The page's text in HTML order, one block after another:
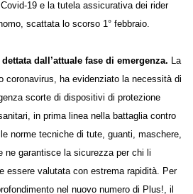
19 e la tutela assicurativa dei rider
scattata lo scorso 1° febbraio.
dall’attuale fase di emergenza. La
coronavirus, ha evidenziato la necessità
scorte di dispositivi di protezione
in prima linea nella battaglia
alle norme tecniche di tute, guanti,
che ne garantisce la sicurezza per chi
essere valutata con estrema rapidità.